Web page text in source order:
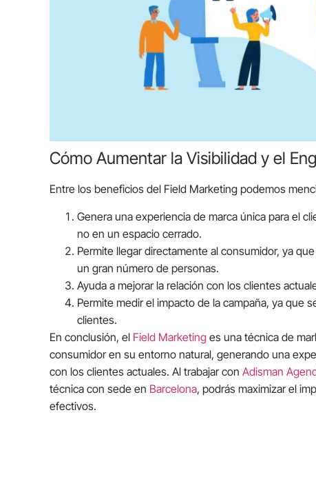
Cómo Aumentar la Visibilidad y el
Entre los beneficios del Field Marketing podemos
Genera una experiencia de marca única para el
no en un espacio cerrado.
Permite llegar directamente al consumidor, ya
un gran número de personas.
Ayuda a mejorar la relación con los clientes
Permite medir el impacto de la campaña, ya que
clientes.
En conclusión, el Field Marketing es una técnica de
consumidor en su entorno natural, generando una
con los clientes actuales. Al trabajar con Adisman
técnica con sede en Barcelona, podrás maximizar el
efectivos.